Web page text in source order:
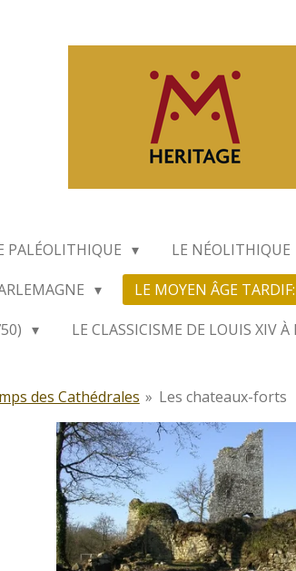
PALÉOLITHIQUE LE NÉOLITHIQUE
LE MOYEN ÂGE
LE CLASSICISME DE LOUIS XIV
des Cathédrales » Les chateaux-forts